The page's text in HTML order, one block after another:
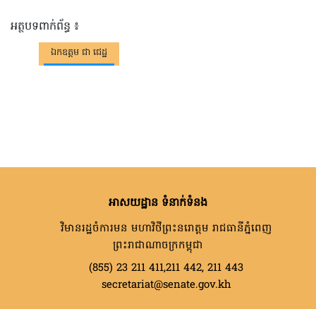
អត្ថបទពាក់ព័ន្ធ ៖
ឯកឧត្តម ជា ជេដ្ឋ
អាសយដ្ឋាន ទំនាក់ទំនង
វិមានរដ្ឋចំការមន មហាវិថីព្រះនរោត្តម រាជធានីភ្នំពេញ
ព្រះរាជាណាចក្រកម្ពុជា
(855) 23 211 411,211 442, 211 443
secretariat@senate.gov.kh